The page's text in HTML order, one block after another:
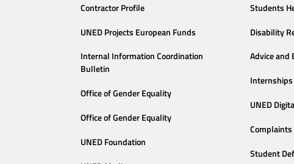
Contractor Profile
UNED Projects European Funds
Internal Information Coordination
Bulletin
Office of Gender Equality
Office of Gender Equality
UNED Foundation
Students
Disability
Advice and
UNED
Student